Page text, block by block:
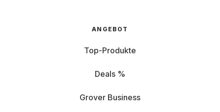
ANGEBOT
Top-Produkte
Deals %
Grover Business